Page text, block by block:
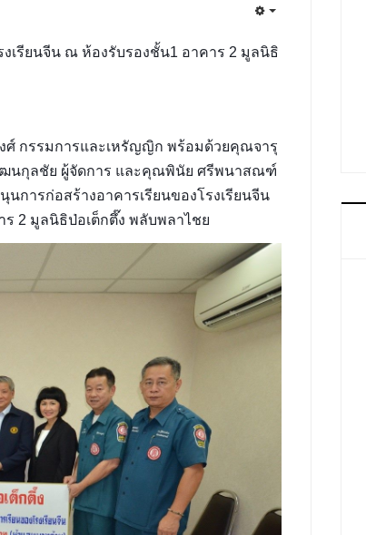
เรียนจีน ณ ห้องรับรองชั้น1 อาคาร 2 มูลนิธิ
กรรมการและเหรัญญิก พร้อมด้วยคุณจารุ
นกุลชัย ผู้จัดการ และคุณพินัย ศรีพนาสณฑ์
การก่อสร้างอาคารเรียนของโรงเรียนจีน
2 มูลนิธิป่อเต็กตึ๊ง พลับพลาไชย